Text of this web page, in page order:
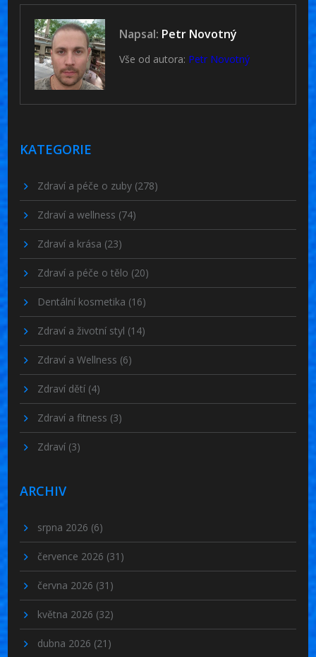
Napsal: Petr Novotný
Vše od autora: Petr Novotný
KATEGORIE
Zdraví a péče o zuby (278)
Zdraví a wellness (74)
Zdraví a krása (23)
Zdraví a péče o tělo (20)
Dentální kosmetika (16)
Zdraví a životní styl (14)
Zdraví a Wellness (6)
Zdraví dětí (4)
Zdraví a fitness (3)
Zdraví (3)
ARCHIV
srpna 2026 (6)
července 2026 (31)
června 2026 (31)
května 2026 (32)
dubna 2026 (21)